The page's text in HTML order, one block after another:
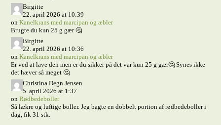
Birgitte
22. april 2026 at 10:39
onKanelkrans med marcipan og æbler
Brugte du kun 25 g gær 🤔
Birgitte
22. april 2026 at 10:36
onKanelkrans med marcipan og æbler
Er ved at lave den men er du sikker på det var kun 25 g gær🤔 Synes ikke
det hæver så meget 🤔
Christina Degn Jensen
5. april 2026 at 1:37
onRødbedeboller
Så lækre og luftige boller. Jeg bagte en dobbelt portion af rødbedeboller i
dag, fik 31 stk.